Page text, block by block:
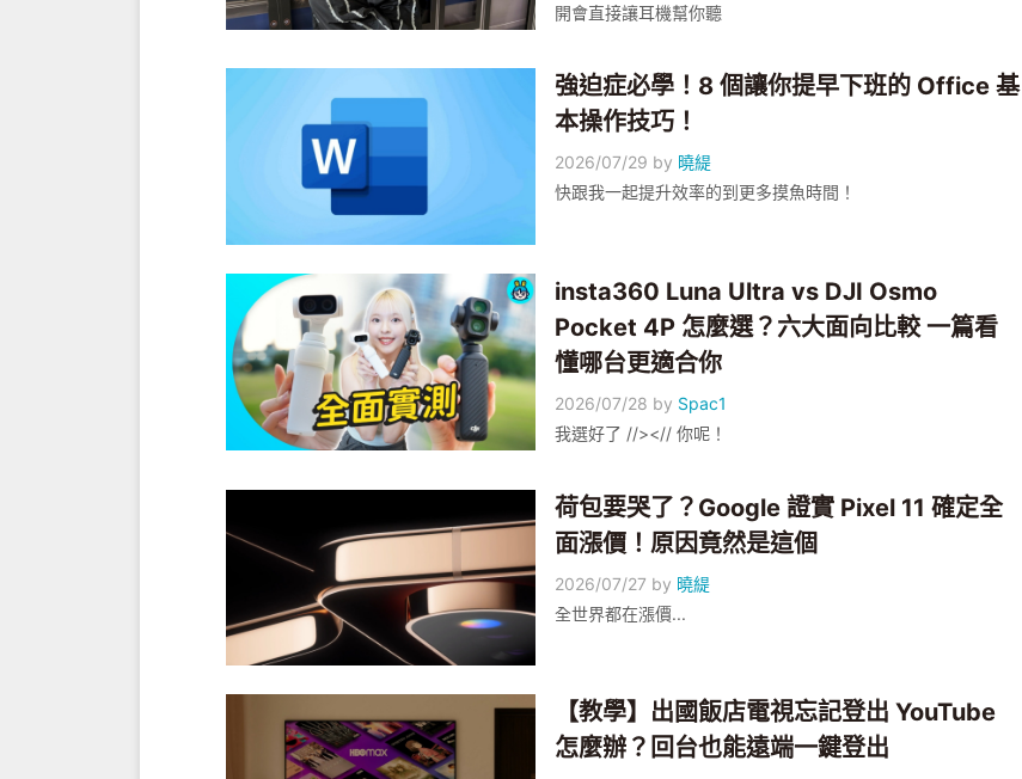
開會直接讓耳機幫你聽
強迫症必學！8 個讓你提早下班的 Office 基
本操作技巧！
2026/07/29 by 曉緹
快跟我一起提升效率的到更多摸魚時間！
insta360 Luna Ultra vs DJI Osmo
Pocket 4P 怎麼選？六大面向比較 一篇看
懂哪台更適合你
2026/07/28 by Spac1
我選好了 //><// 你呢！
荷包要哭了？Google 證實 Pixel 11 確定全
面漲價！原因竟然是這個
2026/07/27 by 曉緹
全世界都在漲價...
【教學】出國飯店電視忘記登出 YouTube
怎麼辦？回台也能遠端一鍵登出